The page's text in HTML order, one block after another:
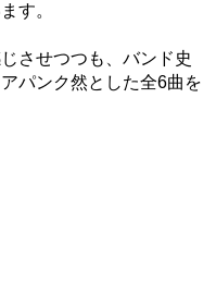
す。
させつつも、バンド史
パンク然とした全6曲を